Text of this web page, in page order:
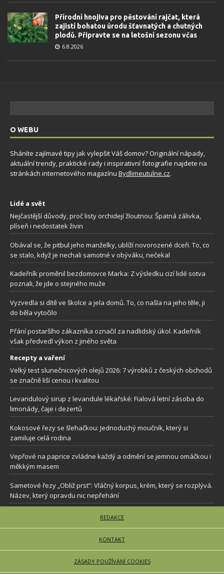
Přírodní hnojiva pro pěstování rajčat, která
zajistí bohatou úrodu šťavnatých a chutných
plodů. Připravte se na letošní sezonu včas
6.8.2026
O WEBU
Sháníte zajímavé tipy jak vylepšit Váš domov? Originální nápady,
aktuální trendy, praktické rady i inspirativní fotografie najdete na
stránkách internetového magazínu Bydlimeutulne.cz.
Lidé a svět
Nejčastější důvody, proč listy orchidejí žloutnou: Špatná zálivka,
plíseň i nedostatek živin
Obával se, že pitbul jeho manželky, ublíží novorozené dceři. To, co
se stalo, když je nechali samotné v obýváku, nečekal
Kadeřník proměnil bezdomovce Marka: Z výsledku cizí lidé sotva
poznali, že jde o stejného muže
Vyzvedla si dítě ve školce a jela domů. To, co našla na jeho těle, ji
do běla vytočilo
Přání postaršího zákazníka označil za nadlidský úkol. Kadeřník
však předvedl výkon z jiného světa
Recepty a vaření
Velký test slunečnicových olejů 2026: 7 výrobků z českých obchodů
se značně liší cenou i kvalitou
Levandulový sirup z levandule lékařské: Fialová letní zásoba do
limonády, čaje i dezertů
Kokosové řezy se šlehačkou: Jednoduchý moučník, který si
zamiluje celá rodina
Vepřové na paprice zvládne každý a odmění se jemnou omáčkou i
měkkým masem
Sametové řezy „Obliž prst”: Vláčný korpus, krém, který se rozplývá.
Název, který opravdu nic nepřehání
REDAKCE
KONTAKT
ZÁSADY POUŽÍVÁNÍ COOKIES